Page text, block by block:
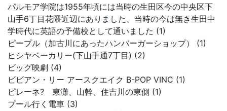
パルモア学院は1955年頃には当時の生田区今の中央区下
山手6丁目花隈近辺にありました、当時の今は無き生田中
学時代に英語の予備校として通いました (1)
ピープル（加古川にあったハンバーガーショップ） (1)
ヒシヤベーカリー(下山手通7丁目) (2)
ビッグ映劇 (4)
ビビアン・リー アースクエイク B-POP VINC (1)
ピレーネ? 東灘、山幹、住吉川の東側 (1)
プール行く電車 (3)